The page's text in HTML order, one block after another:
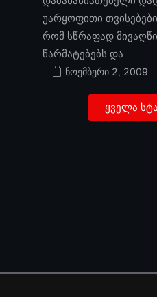
უარყოფითი
რომ სწრაფად
წარმატებებს და
ნოემბერი 2, 2009
ყველა